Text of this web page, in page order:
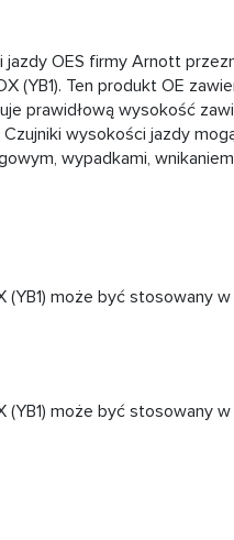
OES firmy Arnott
(YB1). Ten produkt OE
prawidłową wysokość
wysokości jazdy
wypadkami,
może być stosowany
może być stosowany